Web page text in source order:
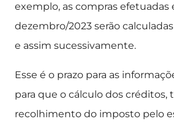
exemplo, as compras efetuadas
dezembro/2023 serão
e assim sucessivamente.
Esse é o prazo para as
para que o cálculo dos créditos,
recolhimento do imposto pelo